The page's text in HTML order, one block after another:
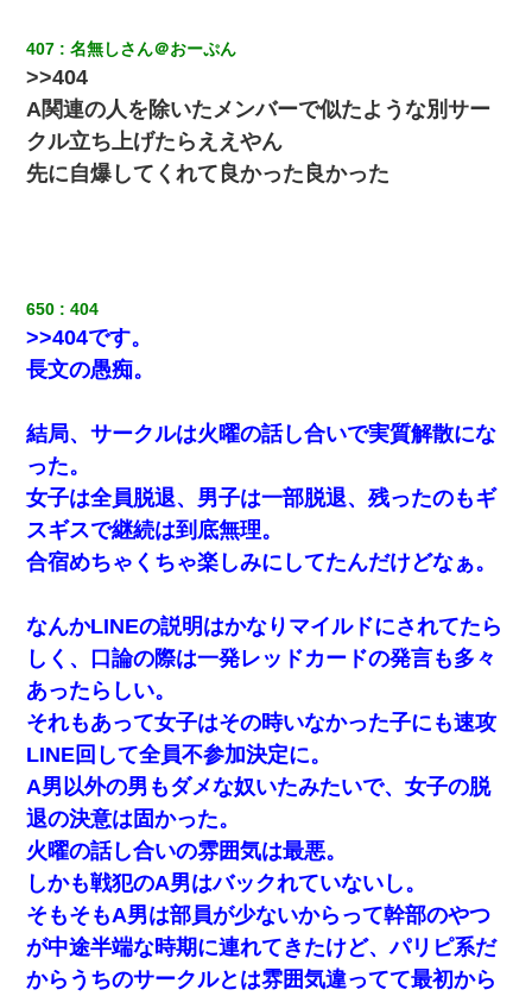
嫁「本当に身に覚えがない」「なにかの間違いだ！取り違え
だ！」→ 嫁「あっ」
彼女にプロポーズしてOK貰った俺、告げられた結婚条件にブチ切
れて無事婚約破棄・・・
だ、再婚して」私「なら父親と暮らせ」息子「やった＾＾」私
（もう手遅れだったんだな…）
とっさに女児を捕まえたら変質者扱いされた。母親「あっち行っ
夫に癌の余命宣告。その闘病中に長女から信じられない言葉を受
けた
旦那が長男のDNA鑑定をしたら血縁関係0%だった。旦那「やっぱ
りウワキしてたんだな…」長男「俺は誰の子供なの？」長女・次
兄の新しい嫁がやらかしすぎて辛い。当たり前のように実家や姪
の幼稚園に来る
上司「何なの、この書類！！」私「あの‥」上司「今は私が話し
てるの！」私「ですから」上司「黙って聞きなさい！」私「それ
は」上司「言い訳しない！」→結果ｗｗｗｗｗ
見合いにて。嫁「はじめまして」俺「失礼ですが○○さんご本人で
すか？」
【悲報】お風呂で父親と姉が完全に行為してるんだが...
俺「初対面でなに言ったか覚えてる？」嫁「臭いんだよ！キモオ
タ？だっけ？」俺「だいたい合ってる。で、なんで告白してきた
407 名無しさん＠おーぷん
>>404
A関連の人を除いたメンバーで似たような別サー
クル立ち上げたらええやん
先に自爆してくれて良かった良かった
650 404
>>404です。
長文の愚痴。
結局、サークルは火曜の話し合いで実質解散にな
った。
女子は全員脱退、男子は一部脱退、残ったのもギ
スギスで継続は到底無理。
合宿めちゃくちゃ楽しみにしてたんだけどなぁ。
なんかLINEの説明はかなりマイルドにされてたら
しく、口論の際は一発レッドカードの発言も多々
あったらしい。
それもあって女子はその時いなかった子にも速攻
LINE回して全員不参加決定に。
A男以外の男もダメな奴いたみたいで、女子の脱
退の決意は固かった。
火曜の話し合いの雰囲気は最悪。
しかも戦犯のA男はバックれていないし。
そもそもA男は部員が少ないからって幹部のやつ
が中途半端な時期に連れてきたけど、パリピ系だ
からうちのサークルとは雰囲気違ってて最初から